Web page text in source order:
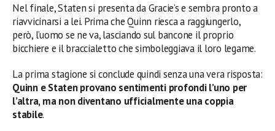
Nel finale, Staten si presenta da Gracie’s e sembra pronto a
riavvicinarsi a lei. Prima che Quinn riesca a raggiungerlo,
però, l’uomo se ne va, lasciando sul bancone il proprio
bicchiere e il braccialetto che simboleggiava il loro legame.
La prima stagione si conclude quindi senza una vera risposta:
Quinn e Staten provano sentimenti profondi l’uno per
l’altra, ma non diventano ufficialmente una coppia
stabile.